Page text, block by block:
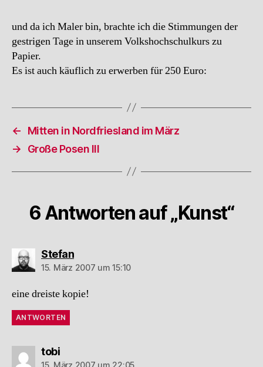
und da ich Maler bin, brachte ich die Stimmungen der
gestrigen Tage in unserem Volkshochschulkurs zu
Papier.
Es ist auch käuflich zu erwerben für 250 Euro:
←
Mitten in Nordfriesland im März
→
Große Posen III
6 Antworten auf „Kunst“
Stefansagt:
15. März 2007 um 15:10
eine dreiste kopie!
ANTWORTEN
tobisagt:
15. März 2007 um 22:05